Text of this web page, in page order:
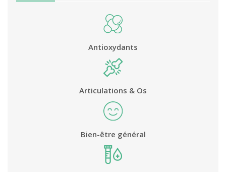
Antioxydants
Articulations & Os
Bien-être général